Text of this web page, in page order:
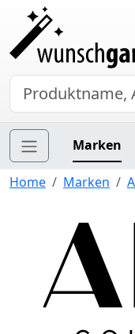
Marken
Home Marken